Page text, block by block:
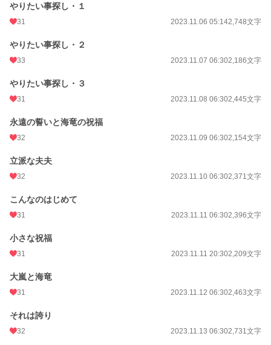
小説 228,971 位 / 228,971 件
お気に入り 74
初回公開日時
週間ポイント
月間ポイント
年間ポイント 1,302 pt (77,962 位)
累計ポイント
やりたい事探し・１
31 2023.11.06 05:142,748文字
やりたい事探し・２
33 2023.11.07 06:302,186文字
やりたい事探し・３
31 2023.11.08 06:302,445文字
永遠の誓いと海竜の祝福
32 2023.11.09 06:302,154文字
立派な夫夫
32 2023.11.10 06:302,371文字
こんなのはじめて
31 2023.11.11 06:302,396文字
小さな祝福
31 2023.11.11 20:302,209文字
大嵐と海竜
31 2023.11.12 06:302,463文字
それは誇り
32 2023.11.13 06:302,731文字